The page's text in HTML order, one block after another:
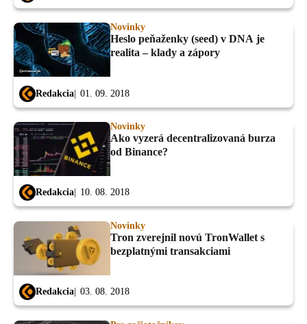
Novinky
Heslo peňaženky (seed) v DNA je
realita – klady a zápory
Redakcia 01. 09. 2018
Novinky
Ako vyzerá decentralizovaná burza
od Binance?
Redakcia 10. 08. 2018
Novinky
Tron zverejnil novú TronWallet s
bezplatnými transakciami
Redakcia 03. 08. 2018